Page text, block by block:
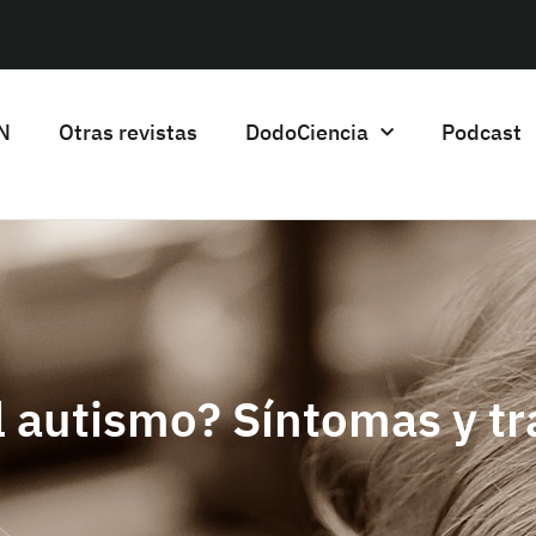
Otras revistas DodoCiencia Podcast
autismo? Síntomas y